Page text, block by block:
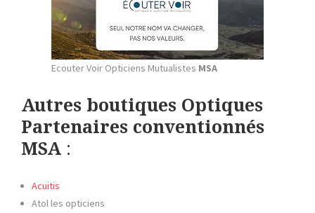
Ecouter Voir Opticiens Mutualistes MSA
Autres boutiques Optiques
Partenaires conventionnés
MSA :
Acuitis
Atol les opticiens